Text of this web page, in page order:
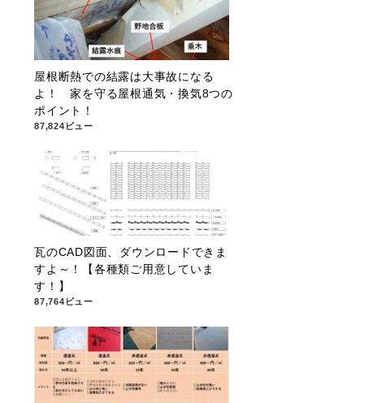
屋根断熱での結露は大事故になる
よ！ 家を守る屋根通気・換気8つの
ポイント！
87,824ビュー
瓦のCAD図面、ダウンロードできま
すよ～！【各種類ご用意していま
す！】
87,764ビュー